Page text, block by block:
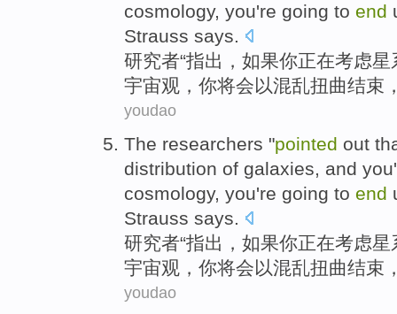
cosmology, you're going to end
Strauss says.
研究者“指出 ， 如果你正在考虑星
宇宙观 ，你将会以混乱扭曲结束
youdao
The researchers "pointed out
distribution of galaxies, and
cosmology, you're going to end
Strauss says.
研究者“指出 ， 如果你正在考虑星
宇宙观 ，你将会以混乱扭曲结束
youdao